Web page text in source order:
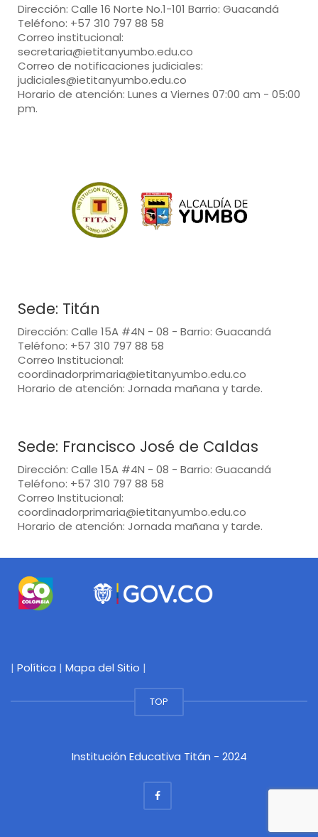
Dirección: Calle 16 Norte No.1-101 Barrio: Guacandá
Teléfono: +57 310 797 88 58
Correo institucional:
secretaria@ietitanyumbo.edu.co
Correo de notificaciones judiciales:
judiciales@ietitanyumbo.edu.co
Horario de atención: Lunes a Viernes 07:00 am - 05:00
pm.
Sede: Titán
Dirección: Calle 15A #4N - 08 - Barrio: Guacandá
Teléfono: +57 310 797 88 58
Correo Institucional:
coordinadorprimaria@ietitanyumbo.edu.co
Horario de atención: Jornada mañana y tarde.
Sede: Francisco José de Caldas
Dirección: Calle 15A #4N - 08 - Barrio: Guacandá
Teléfono: +57 310 797 88 58
Correo Institucional:
coordinadorprimaria@ietitanyumbo.edu.co
Horario de atención: Jornada mañana y tarde.
| Política | Mapa del Sitio |
TOP
Institución Educativa Titán - 2024